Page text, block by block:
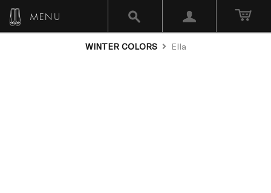
MENU
WINTER COLORS Ella